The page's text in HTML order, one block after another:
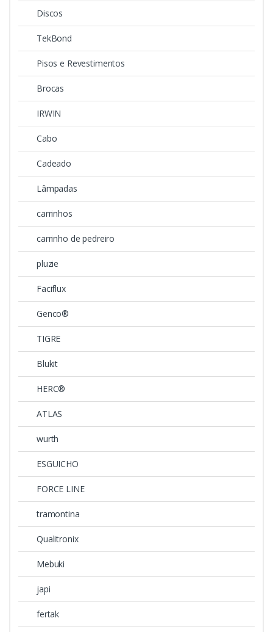
Discos
TekBond
Pisos e Revestimentos
Brocas
IRWIN
Cabo
Cadeado
Lâmpadas
carrinhos
carrinho de pedreiro
pluzie
Faciflux
Genco®
TIGRE
Blukit
HERC®
ATLAS
wurth
ESGUICHO
FORCE LINE
tramontina
Qualitronix
Mebuki
japi
fertak